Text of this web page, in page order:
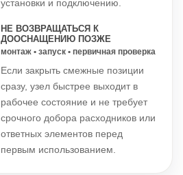
установки и подключению.
НЕ ВОЗВРАЩАТЬСЯ К
ДООСНАЩЕНИЮ ПОЗЖЕ
монтаж • запуск • первичная проверка
Если закрыть смежные позиции
сразу, узел быстрее выходит в
рабочее состояние и не требует
срочного добора расходников или
ответных элементов перед
первым использованием.